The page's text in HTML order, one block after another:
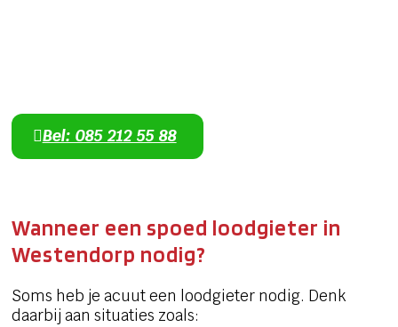
Bel: 085 212 55 88
Wanneer een spoed loodgieter in
Westendorp nodig?
Soms heb je acuut een loodgieter nodig. Denk
daarbij aan situaties zoals: